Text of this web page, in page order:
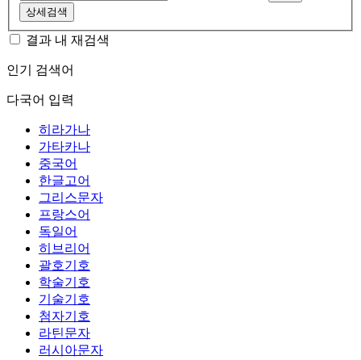
상세검색
결과 내 재검색
인기 검색어
다국어 입력
히라가나
가타카나
중국어
한글고어
그리스문자
프랑스어
독일어
히브리어
괄호기호
학술기호
기술기호
첨자기호
라틴문자
러시아문자